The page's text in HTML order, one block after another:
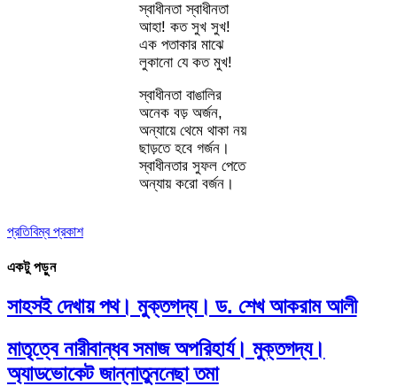
স্বাধীনতা স্বাধীনতা
আহা! কত সুখ সুখ!
এক পতাকার মাঝে
লুকানো যে কত মুখ!
স্বাধীনতা বাঙালির
অনেক বড় অর্জন,
অন্যায়ে থেমে থাকা নয়
ছাড়তে হবে গর্জন।
স্বাধীনতার সুফল পেতে
অন্যায় করো বর্জন।
প্রতিবিম্ব প্রকাশ
একটু পড়ুন
সাহসই দেখায় পথ। মুক্তগদ্য। ড. শেখ আকরাম আলী
মাতৃত্বে নারীবান্ধব সমাজ অপরিহার্য। মুক্তগদ্য।
অ্যাডভোকেট জান্নাতুননেছা তমা